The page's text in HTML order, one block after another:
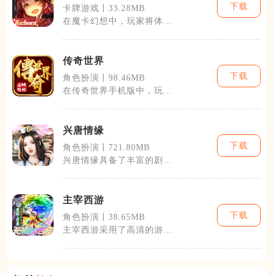
卡牌游戏丨33.28MB
在魔卡幻想中，玩家将体验
下载
传奇世界
角色扮演丨98.46MB
在传奇世界手机版中，玩家
下载
兴唐情缘
角色扮演丨721.80MB
兴唐情缘具备了丰富的剧情
下载
主宰西游
角色扮演丨38.65MB
主宰西游采用了高清的游戏
下载